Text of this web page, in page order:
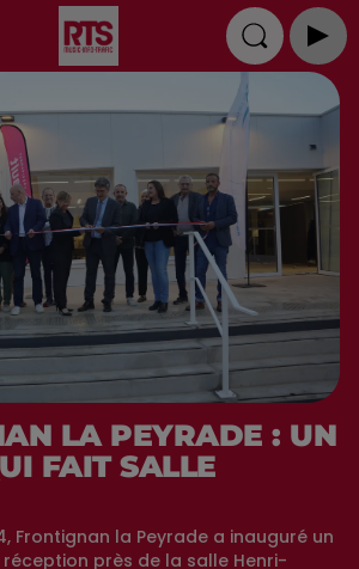
LA PEYRADE : UN
FAIT SALLE
Frontignan la Peyrade a inauguré un
près de la salle Henri-